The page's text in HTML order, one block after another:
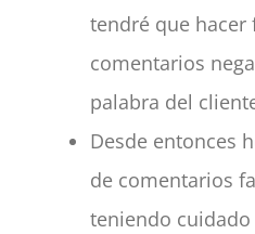
tendré que hacer
comentarios
palabra del
Desde entonces
de comentarios
teniendo